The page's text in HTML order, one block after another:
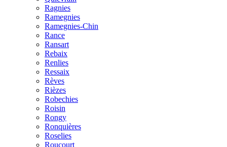
Ragnies
Ramegnies
Ramegnies-Chin
Rance
Ransart
Rebaix
Renlies
Ressaix
Rèves
Rièzes
Robechies
Roisin
Rongy
Ronquières
Roselies
Roucourt